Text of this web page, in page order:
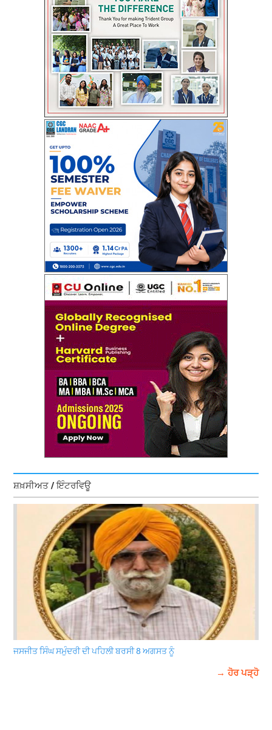
ਸ਼ਖ਼ਸੀਅਤ / ਇੰਟਰਵਿਊ
ਜਸਜੀਤ ਸਿੰਘ ਸਮੁੰਦਰੀ ਦੀ ਪਹਿਲੀ ਬਰਸੀ 8 ਅਗਸਤ ਨੂੰ
→ ਹੋਰ ਪੜ੍ਹੋ